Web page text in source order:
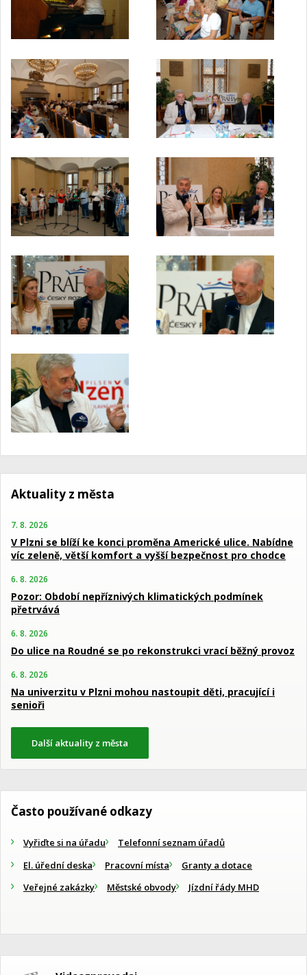
Aktuality z města
7. 8. 2026
V Plzni se blíží ke konci proměna Americké ulice. Nabídne
víc zeleně, větší komfort a vyšší bezpečnost pro chodce
6. 8. 2026
Pozor: Období nepříznivých klimatických podmínek
přetrvává
6. 8. 2026
Do ulice na Roudné se po rekonstrukci vrací běžný provoz
6. 8. 2026
Na univerzitu v Plzni mohou nastoupit děti, pracující i
senioři
Další aktuality z města
Často používané odkazy
Vyřiďte si na úřadu
Telefonní seznam úřadů
El. úřední deska
Pracovní místa
Granty a dotace
Veřejné zakázky
Městské obvody Jízdní řády MHD